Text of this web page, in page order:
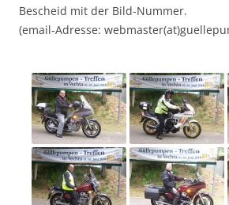
Bescheid mit der Bild-Nummer.
(email-Adresse: